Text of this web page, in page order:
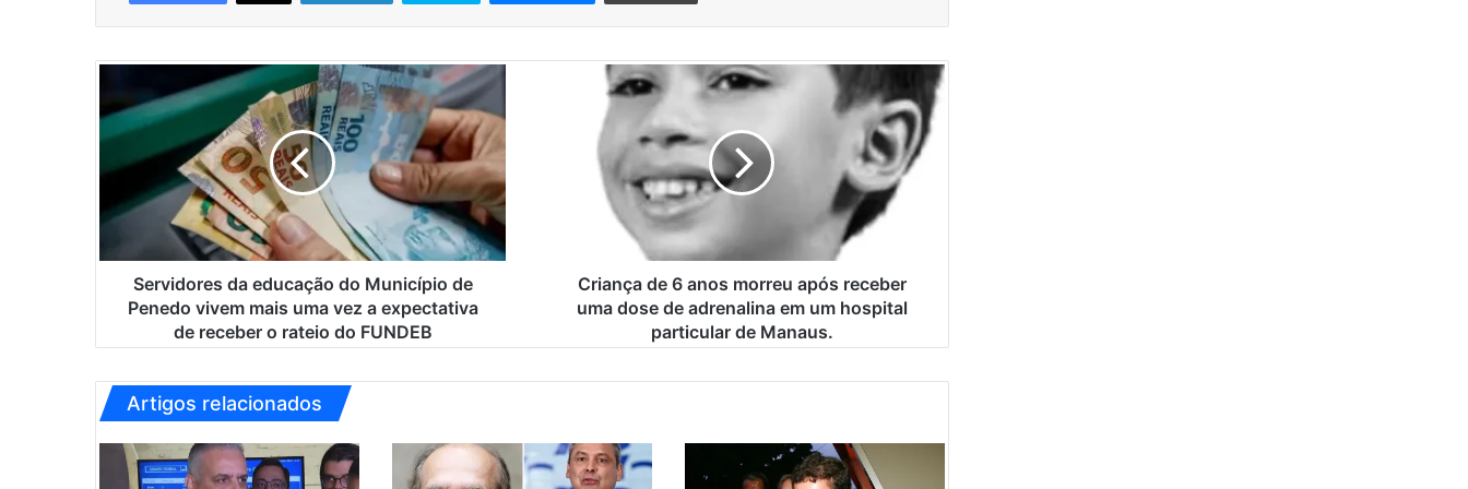
r
v
o
e
e
u
c
a
Servidores da educação do Município de
Penedo vivem mais uma vez a expectativa
de receber o rateio do FUNDEB
o
r
r
Criança de 6 anos morreu após receber
uma dose de adrenalina em um hospital
particular de Manaus.
Artigos relacionados